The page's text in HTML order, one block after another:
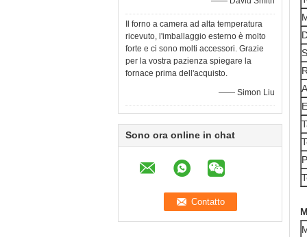
Il forno a camera ad alta temperatura
ricevuto, l'imballaggio esterno è molto
forte e ci sono molti accessori. Grazie
per la vostra pazienza spiegare la
fornace prima dell'acquisto.
—— Simon Liu
Sono ora online in chat